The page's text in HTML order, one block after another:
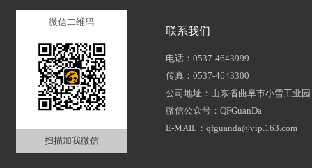
微信二维码
扫描加我微信
联系我们
电话：0537-4643999
传真：0537-4643300
公司地址：山东省曲阜市小雪工业园
微信公众号：QFGuanDa
E-MAIL：qfguanda@vip.163.com